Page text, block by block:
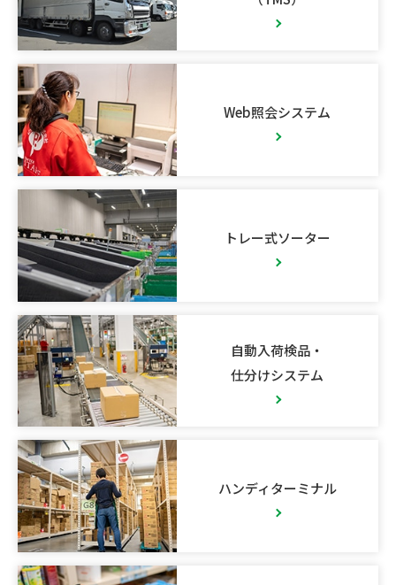
Web照会システム
トレー式ソーター
自動入荷検品・
仕分けシステム
ハンディターミナル